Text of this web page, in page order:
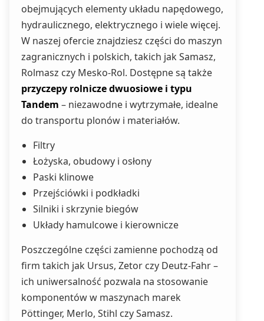
obejmujących elementy układu napędowego,
hydraulicznego, elektrycznego i wiele więcej.
W naszej ofercie znajdziesz części do maszyn
zagranicznych i polskich, takich jak Samasz,
Rolmasz czy Mesko-Rol. Dostępne są także
przyczepy rolnicze dwuosiowe i typu
Tandem – niezawodne i wytrzymałe, idealne
do transportu plonów i materiałów.
Filtry
Łożyska, obudowy i osłony
Paski klinowe
Przejściówki i podkładki
Silniki i skrzynie biegów
Układy hamulcowe i kierownicze
Poszczególne części zamienne pochodzą od
firm takich jak Ursus, Zetor czy Deutz-Fahr –
ich uniwersalność pozwala na stosowanie
komponentów w maszynach marek
Pöttinger, Merlo, Stihl czy Samasz.